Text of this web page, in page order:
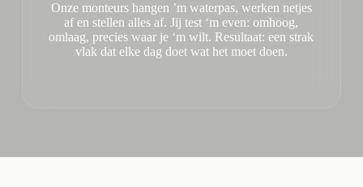
Onze monteurs hangen ’m waterpas, werken netjes
af en stellen alles af. Jij test ‘m even: omhoog,
omlaag, precies waar je ‘m wilt. Resultaat: een strak
vlak dat elke dag doet wat het moet doen.